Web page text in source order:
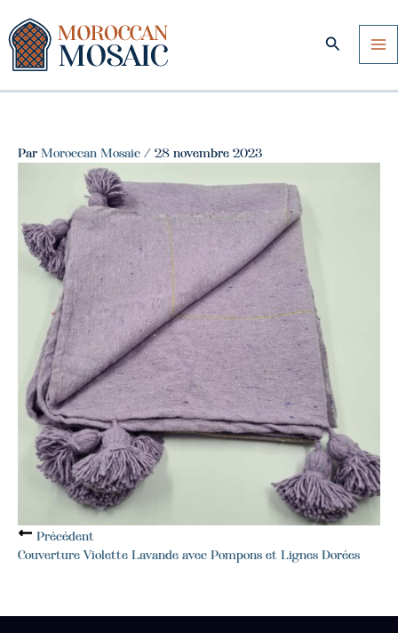
au
contenu
Par Moroccan Mosaic / 28 novembre 2023
Précédent
Couverture Violette Lavande avec Pompons et Lignes Dorées